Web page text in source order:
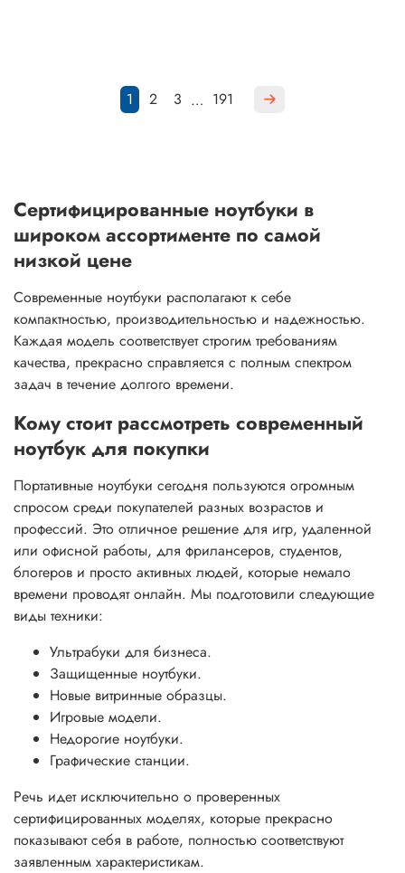
1 2 3 … 191
Сертифицированные ноутбуки в
широком ассортименте по самой
низкой цене
Современные ноутбуки располагают к себе
компактностью, производительностью и надежностью.
Каждая модель соответствует строгим требованиям
качества, прекрасно справляется с полным спектром
задач в течение долгого времени.
Кому стоит рассмотреть современный
ноутбук для покупки
Портативные ноутбуки сегодня пользуются огромным
спросом среди покупателей разных возрастов и
профессий. Это отличное решение для игр, удаленной
или офисной работы, для фрилансеров, студентов,
блогеров и просто активных людей, которые немало
времени проводят онлайн. Мы подготовили следующие
виды техники:
Ультрабуки для бизнеса.
Защищенные ноутбуки.
Новые витринные образцы.
Игровые модели.
Недорогие ноутбуки.
Графические станции.
Речь идет исключительно о проверенных
сертифицированных моделях, которые прекрасно
показывают себя в работе, полностью соответствуют
заявленным характеристикам.